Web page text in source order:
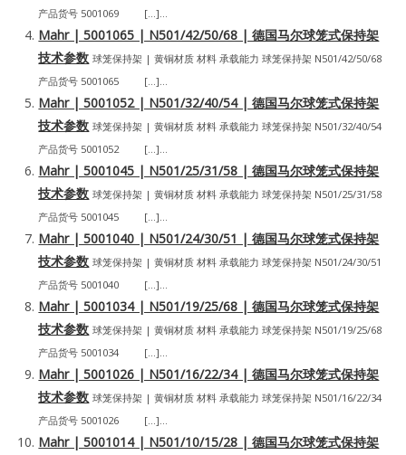
产品货号 5001069 […]...
Mahr | 5001065 | N501/42/50/68 | 德国马尔球笼式保持架
技术参数 球笼保持架 | 黄铜材质 材料 承载能力 球笼保持架 N501/42/50/68
产品货号 5001065 […]...
Mahr | 5001052 | N501/32/40/54 | 德国马尔球笼式保持架
技术参数 球笼保持架 | 黄铜材质 材料 承载能力 球笼保持架 N501/32/40/54
产品货号 5001052 […]...
Mahr | 5001045 | N501/25/31/58 | 德国马尔球笼式保持架
技术参数 球笼保持架 | 黄铜材质 材料 承载能力 球笼保持架 N501/25/31/58
产品货号 5001045 […]...
Mahr | 5001040 | N501/24/30/51 | 德国马尔球笼式保持架
技术参数 球笼保持架 | 黄铜材质 材料 承载能力 球笼保持架 N501/24/30/51
产品货号 5001040 […]...
Mahr | 5001034 | N501/19/25/68 | 德国马尔球笼式保持架
技术参数 球笼保持架 | 黄铜材质 材料 承载能力 球笼保持架 N501/19/25/68
产品货号 5001034 […]...
Mahr | 5001026 | N501/16/22/34 | 德国马尔球笼式保持架
技术参数 球笼保持架 | 黄铜材质 材料 承载能力 球笼保持架 N501/16/22/34
产品货号 5001026 […]...
Mahr | 5001014 | N501/10/15/28 | 德国马尔球笼式保持架